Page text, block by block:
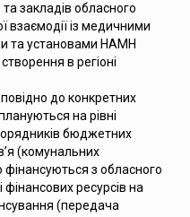
закладів обласного
взаємодії із медичними
та установами НАМН
в регіоні
до конкретних
на рівні
бюджетних
(комунальних
з обласного
ресурсів на
(передача